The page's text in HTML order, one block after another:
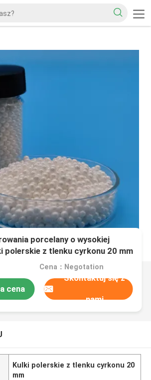
porcelany o wysokiej
polerskie z tlenku cyrkonu 20 mm
Cena：Negotation
cena
Skontaktuj się z
nami
Kulki polerskie z tlenku cyrkonu 20
mm